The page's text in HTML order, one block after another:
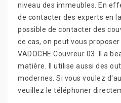
niveau des immeubles. En
de contacter des experts en
possible de contacter des
ce cas, on peut vous
VADOCHE Couvreur 03. Il a
matière. Il utilise aussi des
modernes. Si vous voulez
veuillez le téléphoner